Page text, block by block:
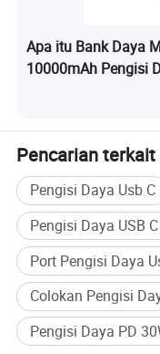
Apa itu Bank Daya
10000mAh Pengisi
Pencarian terkait
Pengisi Daya Usb C
Pengisi Daya USB
Port Pengisi Daya
Colokan Pengisi
Pengisi Daya PD